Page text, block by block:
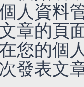
人資料
章的頁
您的個
發表文